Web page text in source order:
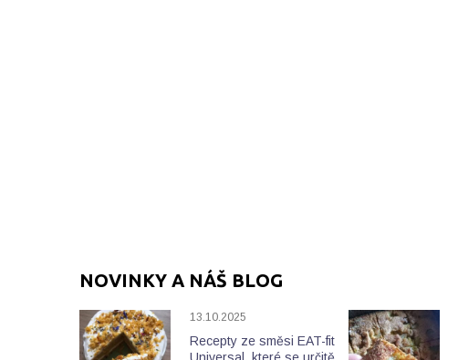
NOVINKY A NÁŠ BLOG
13.10.2025
Recepty ze směsi EAT-fit